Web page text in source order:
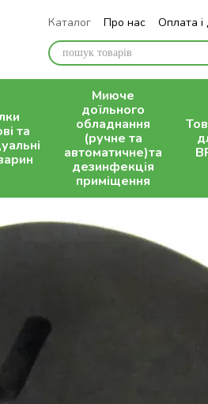
Каталог Про нас Оплата і
Контактна інформація
та
Миюче
доїльного
обладнання
(ручне та
автоматичне)та
дезинфекція
приміщення